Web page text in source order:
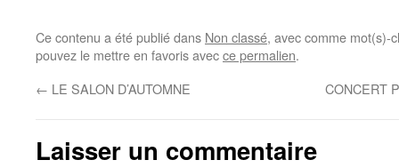
Ce contenu a été publié dans Non classé, avec comme mot(s)-
pouvez le mettre en favoris avecce permalien.
← LE SALON D’AUTOMNE CONCERT
Laisser un commentaire